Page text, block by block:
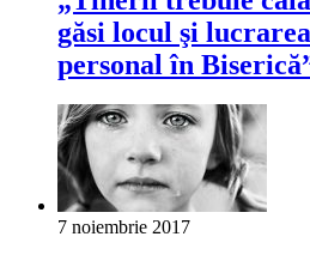
găsi locul şi
personal în
7 noiembrie 2017